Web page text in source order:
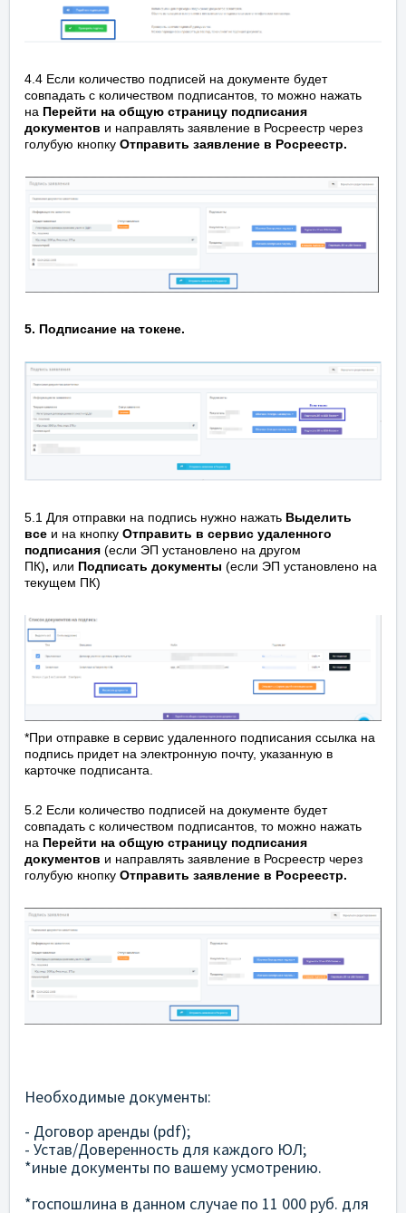
4.4 Если количество подписей на документе будет
совпадать с количеством подписантов, то можно нажать
на Перейти на общую страницу подписания
документов и направлять заявление в Росреестр через
голубую кнопку Отправить заявление в Росреестр.
5. Подписание на токене.
5.1 Для отправки на подпись нужно нажать Выделить
все и на кнопку Отправить в сервис удаленного
подписания (если ЭП установлено на другом
ПК), или Подписать документы (если ЭП установлено на
текущем ПК)
*При отправке в сервис удаленного подписания ссылка на
подпись придет на электронную почту, указанную в
карточке подписанта.
5.2 Если количество подписей на документе будет
совпадать с количеством подписантов, то можно нажать
на Перейти на общую страницу подписания
документов и направлять заявление в Росреестр через
голубую кнопку Отправить заявление в Росреестр.
Необходимые документы:
- Договор аренды (pdf);
- Устав/Доверенность для каждого ЮЛ;
*иные документы по вашему усмотрению.
*госпошлина в данном случае по 11 000 руб. для